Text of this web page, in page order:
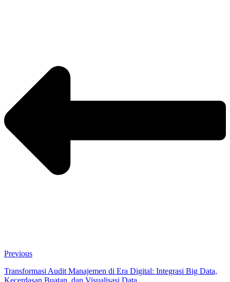
Previous
Transformasi Audit Manajemen di Era Digital: Integrasi Big Data,